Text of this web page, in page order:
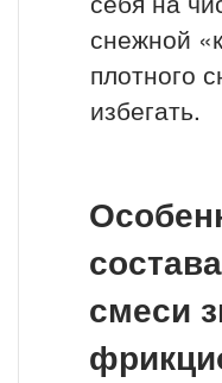
снежной
плотного
избегать.
смеси